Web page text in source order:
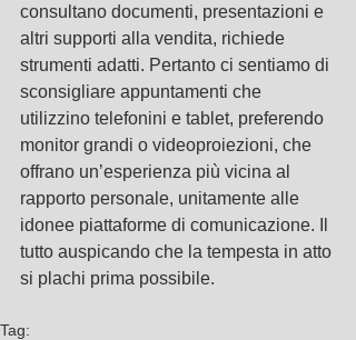
consultano documenti, presentazioni e
altri supporti alla vendita, richiede
strumenti adatti. Pertanto ci sentiamo di
sconsigliare appuntamenti che
utilizzino telefonini e tablet, preferendo
monitor grandi o videoproiezioni, che
offrano un’esperienza più vicina al
rapporto personale, unitamente alle
idonee piattaforme di comunicazione. Il
tutto auspicando che la tempesta in atto
si plachi prima possibile.
Tag: